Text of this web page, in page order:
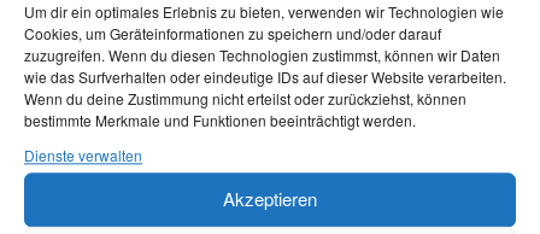
Um dir ein optimales Erlebnis zu bieten, verwenden wir Technologien wie
Cookies, um Geräteinformationen zu speichern und/oder darauf
zuzugreifen. Wenn du diesen Technologien zustimmst, können wir Daten
wie das Surfverhalten oder eindeutige IDs auf dieser Website verarbeiten.
Wenn du deine Zustimmung nicht erteilst oder zurückziehst, können
bestimmte Merkmale und Funktionen beeinträchtigt werden.
Dienste verwalten
Akzeptieren
Dieser Eintrag wurde vonMartinaunterEs war einmal,Fotos,
Hamburgveröffentlicht und mit60er Jahre,alte Dias,Alte Fotos
Baustelle,EEZ,Elbe-Einkaufszentrum,Erinnerungen,Es war einmal
Hamburg,Hamburg-Osdorf,Nostalgie,Osdorfer Landstrasse
verschlagwortet. Setze ein Lesezeichen für denPermalink.
Beitragsnavigation